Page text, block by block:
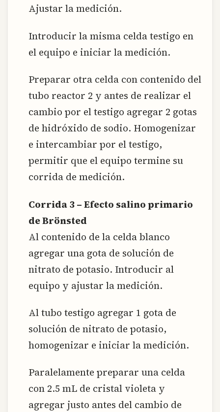
Ajustar la medición.
Introducir la misma celda testigo en
el equipo e iniciar la medición.
Preparar otra celda con contenido del
tubo reactor 2 y antes de realizar el
cambio por el testigo agregar 2 gotas
de hidróxido de sodio. Homogenizar
e intercambiar por el testigo,
permitir que el equipo termine su
corrida de medición.
Corrida 3 – Efecto salino primario
de Brönsted
Al contenido de la celda blanco
agregar una gota de solución de
nitrato de potasio. Introducir al
equipo y ajustar la medición.
Al tubo testigo agregar 1 gota de
solución de nitrato de potasio,
homogenizar e iniciar la medición.
Paralelamente preparar una celda
con 2.5 mL de cristal violeta y
agregar justo antes del cambio de